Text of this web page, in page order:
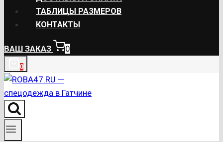
ТАБЛИЦЫ РАЗМЕРОВ
КОНТАКТЫ
ВАШ ЗАКАЗ 0
0